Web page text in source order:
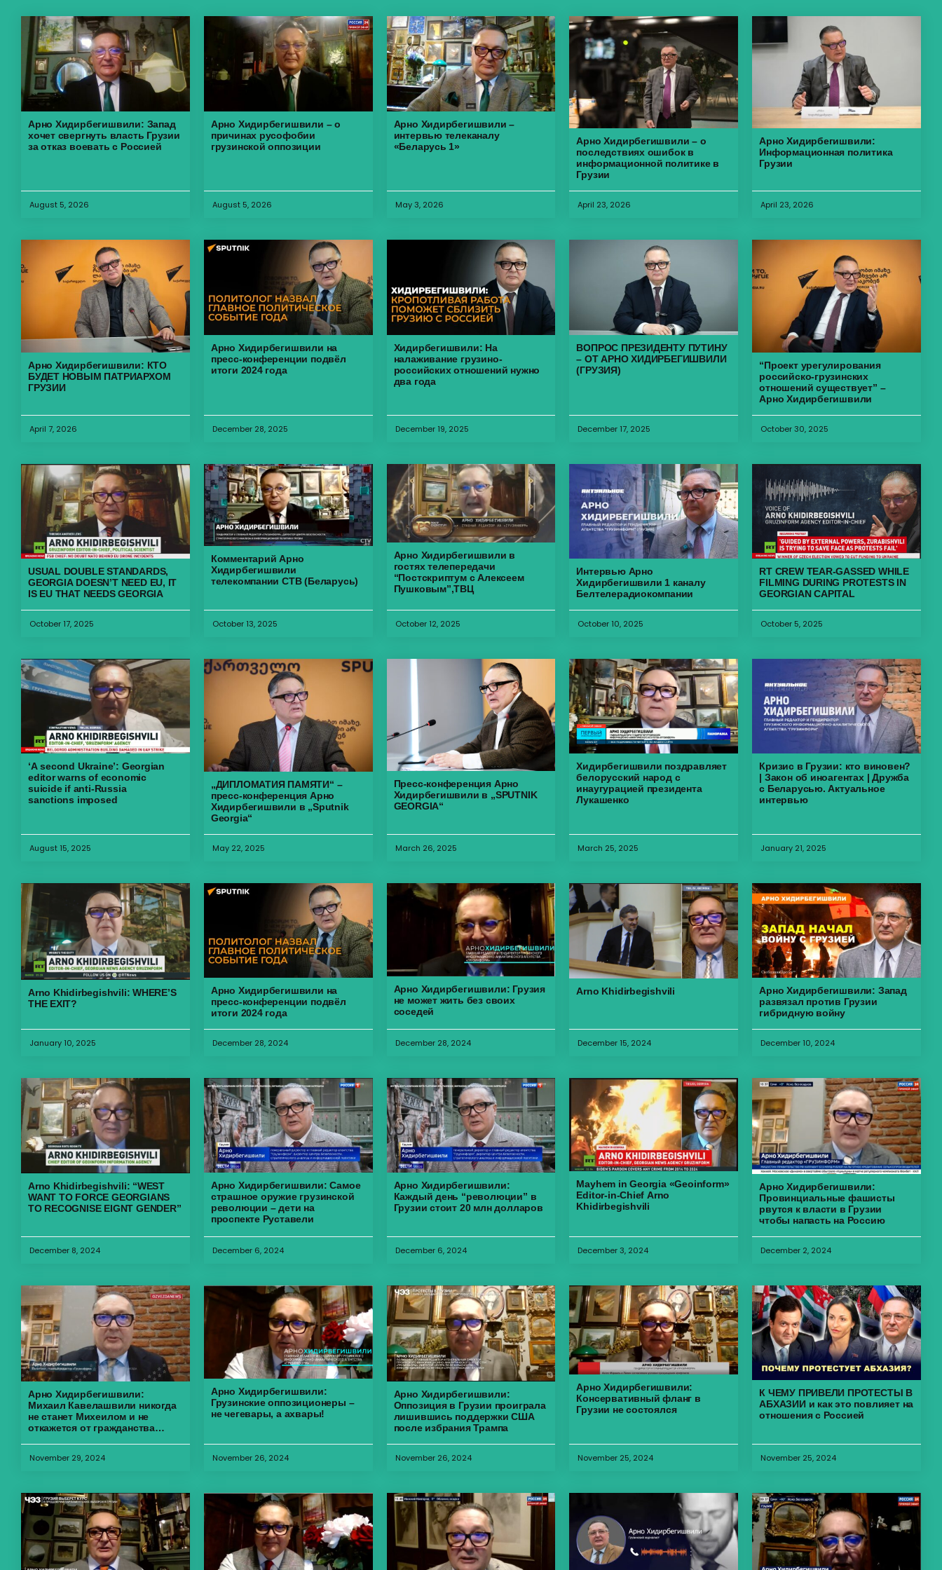
Арно Хидирбегишвили: Запад
хочет свергнуть власть Грузии
за отказ воевать с Россией
August 5, 2026
Арно Хидирбегишвили – о
причинах русофобии
грузинской оппозиции
August 5, 2026
Арно Хидирбегишвили –
интервью телеканалу
«Беларусь 1»
May 3, 2026
Арно Хидирбегишвили – о
последствиях ошибок в
информационной политике в
Грузии
April 23, 2026
Арно Хидирбегишвили:
Информационная политика
Грузии
April 23, 2026
Арно Хидирбегишвили: КТО
БУДЕТ НОВЫМ ПАТРИАРХОМ
ГРУЗИИ
April 7, 2026
Арно Хидирбегишвили на
пресс-конференции подвёл
итоги 2024 года
December 28, 2025
Хидирбегишвили: На
налаживание грузино-
российских отношений нужно
два года
December 19, 2025
ВОПРОС ПРЕЗИДЕНТУ ПУТИНУ
– ОТ АРНО ХИДИРБЕГИШВИЛИ
(ГРУЗИЯ)
December 17, 2025
“Проект урегулирования
российско-грузинских
отношений существует” –
Арно Хидирбегишвили
October 30, 2025
USUAL DOUBLE STANDARDS,
GEORGIA DOESN’T NEED EU, IT
IS EU THAT NEEDS GEORGIA
October 17, 2025
Комментарий Арно
Хидирбегишвили
телекомпании СТВ (Беларусь)
October 13, 2025
Арно Хидирбегишвили в
гостях телепередачи
“Постскриптум с Алексеем
Пушковым”,ТВЦ
October 12, 2025
Интервью Арно
Хидирбегишвили 1 каналу
Белтелерадиокомпании
October 10, 2025
RT CREW TEAR-GASSED WHILE
FILMING DURING PROTESTS IN
GEORGIAN CAPITAL
October 5, 2025
‘A second Ukraine’: Georgian
editor warns of economic
suicide if anti-Russia
sanctions imposed
August 15, 2025
„ДИПЛОМАТИЯ ПАМЯТИ“ –
пресс-конференция Арно
Хидирбегишвили в „Sputnik
Georgia“
May 22, 2025
Пресс-конференция Арно
Хидирбегишвили в „SPUTNIK
GEORGIA“
March 26, 2025
Хидирбегишвили поздравляет
белорусский народ с
инаугурацией президента
Лукашенко
March 25, 2025
Кризис в Грузии: кто виновен?
| Закон об иноагентах | Дружба
с Беларусью. Актуальное
интервью
January 21, 2025
Arno Khidirbegishvili: WHERE’S
THE EXIT?
January 10, 2025
Арно Хидирбегишвили на
пресс-конференции подвёл
итоги 2024 года
December 28, 2024
Арно Хидирбегишвили: Грузия
не может жить без своих
соседей
December 28, 2024
Arno Khidirbegishvili
December 15, 2024
Арно Хидирбегишвили: Запад
развязал против Грузии
гибридную войну
December 10, 2024
Arno Khidirbegishvili: “WEST
WANT TO FORCE GEORGIANS
TO RECOGNISE EIGNT GENDER”
December 8, 2024
Арно Хидирбегишвили: Самое
страшное оружие грузинской
революции – дети на
проспекте Руставели
December 6, 2024
Арно Хидирбегишвили:
Каждый день “революции” в
Грузии стоит 20 млн долларов
December 6, 2024
Mayhem in Georgia «Geoinform»
Editor-in-Chief Arno
Khidirbegishvili
December 3, 2024
Арно Хидирбегишвили:
Провинциальные фашисты
рвутся к власти в Грузии
чтобы напасть на Россию
December 2, 2024
Арно Хидирбегишвили:
Михаил Кавелашвили никогда
не станет Михеилом и не
откажется от гражданства
November 29, 2024
Арно Хидирбегишвили:
Грузинские оппозиционеры –
не чегевары, а ахвары!
November 26, 2024
Арно Хидирбегишвили:
Оппозиция в Грузии проиграла
лишившись поддержки США
после избрания Трампа
November 26, 2024
Арно Хидирбегишвили:
Консервативный фланг в
Грузии не состоялся
November 25, 2024
К ЧЕМУ ПРИВЕЛИ ПРОТЕСТЫ В
АБХАЗИИ и как это повлияет на
отношения с Россией
November 25, 2024